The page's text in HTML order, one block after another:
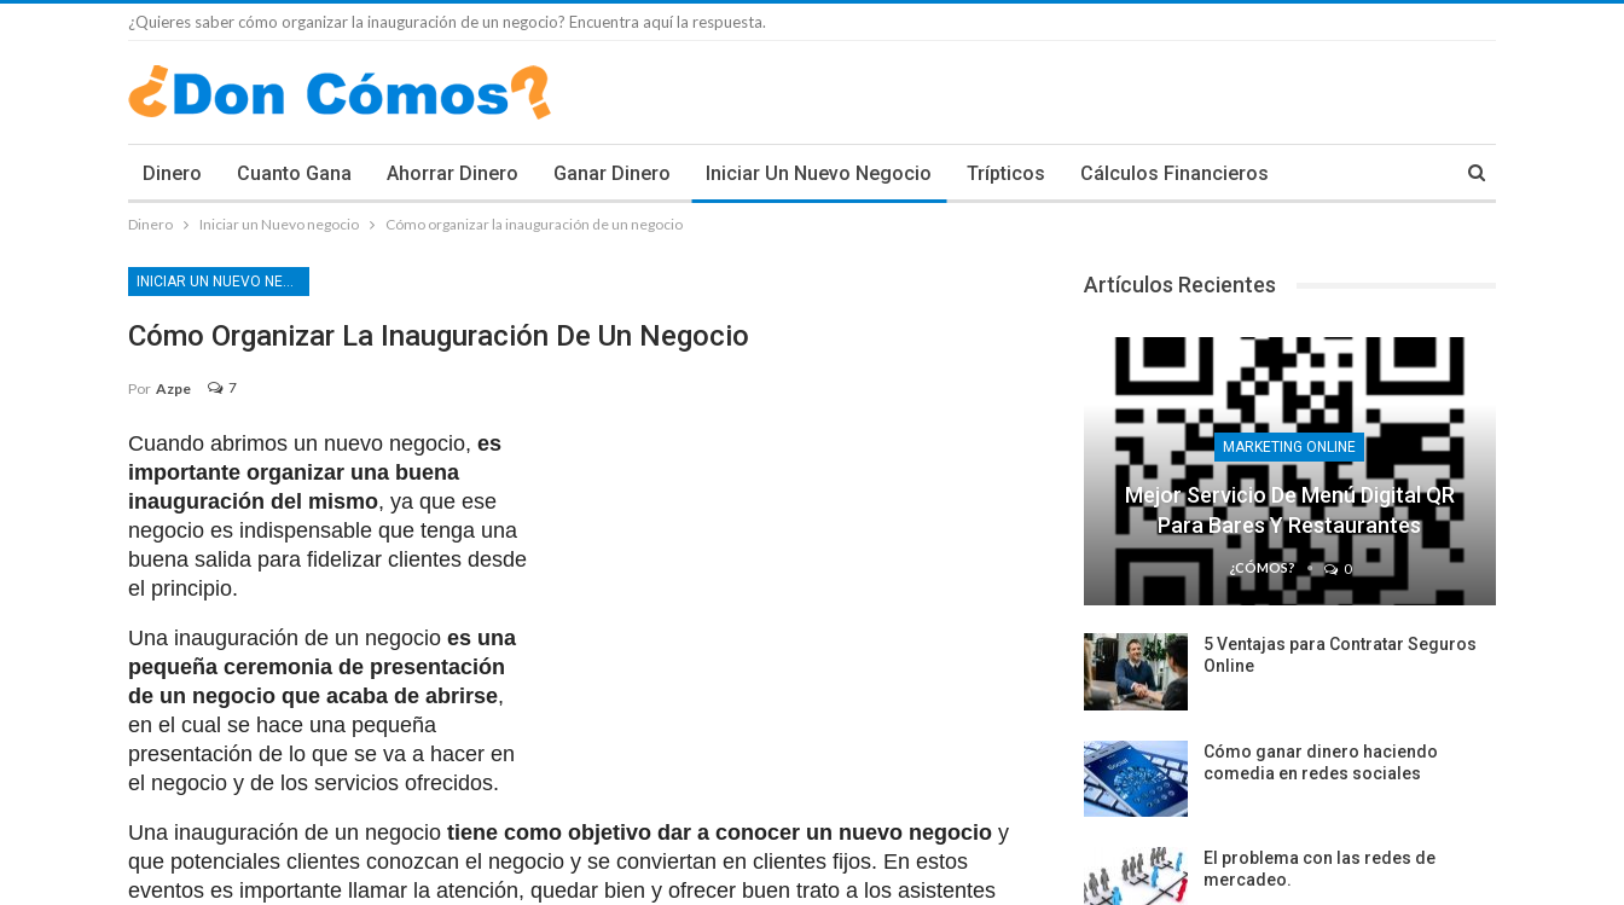
¿Quieres saber cómo organizar la inauguración de un negocio? Encuentra aquí la respuesta.
Dinero Cuanto Gana Ahorrar Dinero Ganar Dinero Iniciar Un Nuevo Negocio Trípticos Cálculos Financieros
Dinero Iniciar un Nuevo negocio Cómo organizar la inauguración de un negocio
INICIAR UN NUEVO NEGOCIO
Cómo Organizar La Inauguración De Un Negocio
Por Azpe 7
Cuando abrimos un nuevo negocio, es
importante organizar una buena
inauguración del mismo, ya que ese
negocio es indispensable que tenga una
buena salida para fidelizar clientes desde
el principio.
Una inauguración de un negocio es una
pequeña ceremonia de presentación
de un negocio que acaba de abrirse,
en el cual se hace una pequeña
presentación de lo que se va a hacer en
el negocio y de los servicios ofrecidos.
Una inauguración de un negocio tiene como objetivo dar a conocer un nuevo negocio y
que potenciales clientes conozcan el negocio y se conviertan en clientes fijos. En estos
eventos es importante llamar la atención, quedar bien y ofrecer buen trato a los asistentes
Artículos Recientes
MARKETING ONLINE
Mejor Servicio De Menú Digital QR
Para Bares Y Restaurantes
¿CÓMOS? 0
5 Ventajas para Contratar Seguros
Online
Cómo ganar dinero haciendo
comedia en redes sociales
El problema con las redes de
mercadeo.